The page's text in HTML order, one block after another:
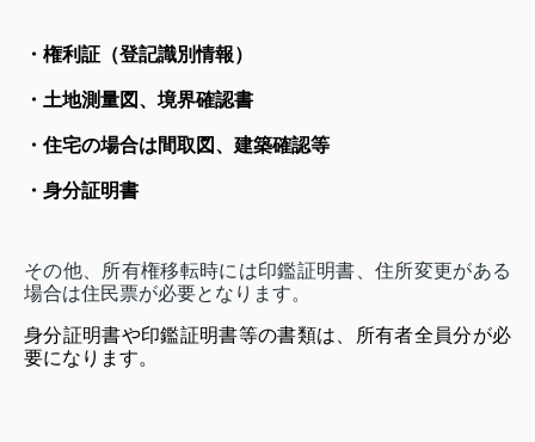
・権利証（登記識別情報）
・土地測量図、境界確認書
・住宅の場合は間取図、建築確認等
・身分証明書
その他、所有権移転時には印鑑証明書、住所変更がある
場合は住民票が必要となります。
身分証明書や印鑑証明書等の書類は、所有者全員分が必
要になります。